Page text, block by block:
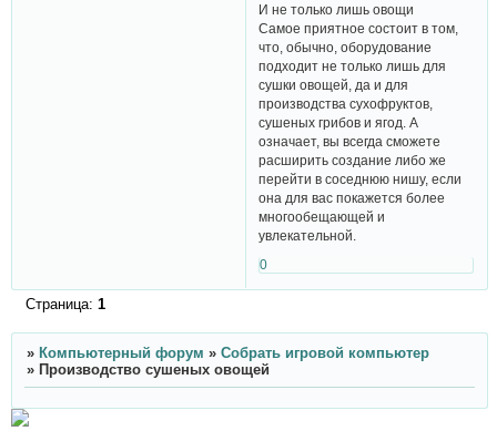
И не только лишь овощи
Самое приятное состоит в том,
что, обычно, оборудование
подходит не только лишь для
сушки овощей, да и для
производства сухофруктов,
сушеных грибов и ягод. А
означает, вы всегда сможете
расширить создание либо же
перейти в соседнюю нишу, если
она для вас покажется более
многообещающей и
увлекательной.
0
Страница: 1
» Компьютерный форум » Собрать игровой компьютер
» Производство сушеных овощей